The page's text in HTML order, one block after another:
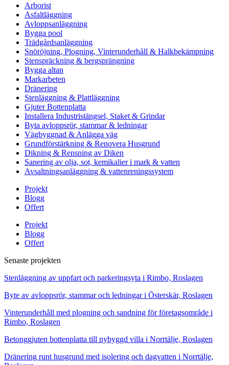
Arborist
Asfaltläggning
Avloppsanläggning
Bygga pool
Trädgårdsanläggning
Snöröjning, Plogning, Vinterunderhåll & Halkbekämpning
Stenspräckning & bergsprängning
Bygga altan
Markarbeten
Dränering
Stenläggning & Plattläggning
Gjuter Bottenplatta
Installera Industristängsel, Staket & Grindar
Byta avloppsrör, stammar & ledningar
Vägbyggnad & Anlägga väg
Grundförstärkning & Renovera Husgrund
Dikning & Rensning av Diken
Sanering av olja, sot, kemikalier i mark & vatten
Avsaltningsanläggning & vattenreningssystem
Projekt
Blogg
Offert
Projekt
Blogg
Offert
Senaste projekten
Stenläggning av uppfart och parkeringsyta i Rimbo, Roslagen
Byte av avloppsrör, stammar och ledningar i Österskär, Roslagen
Vinterunderhåll med plogning och sandning för företagsområde i
Rimbo, Roslagen
Betonggjuten bottenplatta till nybyggd villa i Norrtälje, Roslagen
Dränering runt husgrund med isolering och dagvatten i Norrtälje,